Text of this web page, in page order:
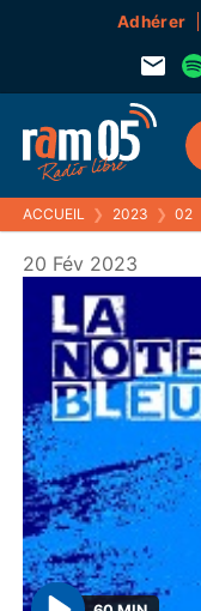
Adhérer
ACCUEIL ❯ 2023 ❯ 02
20 Fév 2023